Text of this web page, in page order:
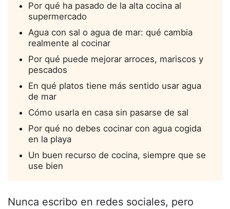
Por qué ha pasado de la alta cocina al
supermercado
Agua con sal o agua de mar: qué cambia
realmente al cocinar
Por qué puede mejorar arroces, mariscos y
pescados
En qué platos tiene más sentido usar agua
de mar
Cómo usarla en casa sin pasarse de sal
Por qué no debes cocinar con agua cogida
en la playa
Un buen recurso de cocina, siempre que se
use bien
Nunca escribo en redes sociales, pero